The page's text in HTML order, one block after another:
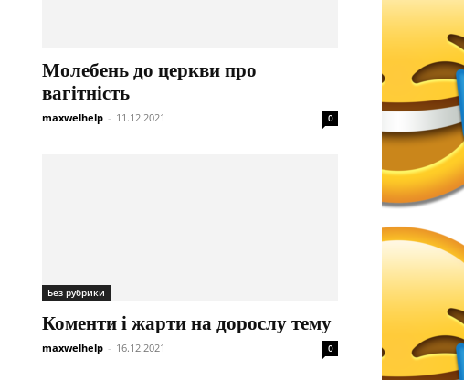
Молебень до церкви про
вагітність
maxwelhelp - 11.12.2021 0
Без рубрики
Коменти і жарти на дорослу тему
maxwelhelp - 16.12.2021 0